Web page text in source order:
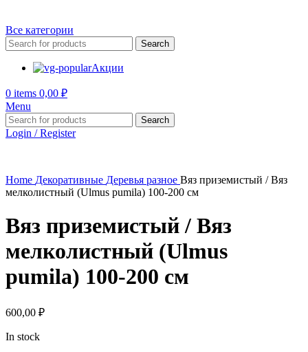
Все категории
Search
Акции
0 items 0,00 ₽
Menu
Search
Login / Register
Home Декоративные Деревья разное Вяз приземистый / Вяз
мелколистный (Ulmus pumila) 100-200 см
Вяз приземистый / Вяз
мелколистный (Ulmus
pumila) 100-200 см
600,00 ₽
In stock